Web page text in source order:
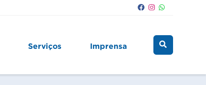
Serviços Imprensa